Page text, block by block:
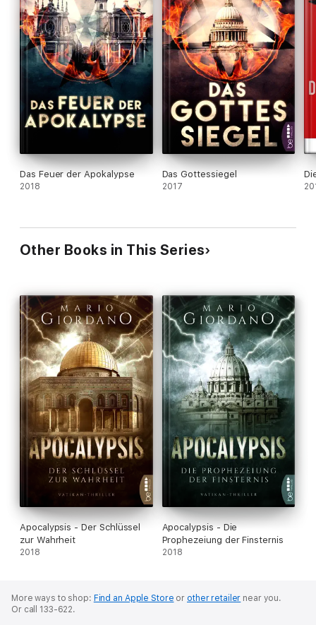
Das Feuer der Apokalypse
2018
Das Gottessiegel
2017
Other Books in This Series
Apocalypsis - Der Schlüssel
zur Wahrheit
2018
Apocalypsis - Die
Prophezeiung der Finsternis
2018
More ways to shop: Find an Apple Store or other retailer near you.
Or call 133-622.